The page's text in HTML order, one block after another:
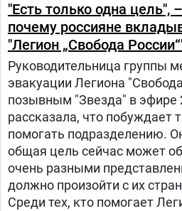
"Есть только одна цель",
почему россияне
"Легион „Свобода
Руководительница группы
эвакуации Легиона
позывным "Звезда" в эфире
рассказала, что побуждает
помогать подразделению.
общая цель сейчас может
очень разными
должно произойти с их
Среди тех, кто помогает